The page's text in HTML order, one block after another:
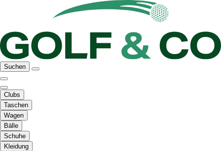
Suchen
Clubs
Taschen
Wagen
Bälle
Schuhe
Kleidung